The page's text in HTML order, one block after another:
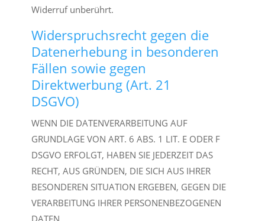
Widerruf unberührt.
Widerspruchsrecht gegen die
Datenerhebung in besonderen
Fällen sowie gegen
Direktwerbung (Art. 21
DSGVO)
WENN DIE DATENVERARBEITUNG AUF
GRUNDLAGE VON ART. 6 ABS. 1 LIT. E ODER F
DSGVO ERFOLGT, HABEN SIE JEDERZEIT DAS
RECHT, AUS GRÜNDEN, DIE SICH AUS IHRER
BESONDEREN SITUATION ERGEBEN, GEGEN DIE
VERARBEITUNG IHRER PERSONENBEZOGENEN
DATEN